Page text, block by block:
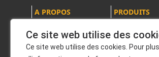
A PROPOS
Politique de
PRODUITS
Pack produits
Ce site web utilise des
Ce site web utilise des cookies. Pour plus